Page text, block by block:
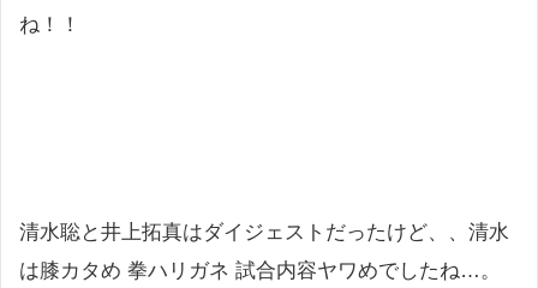
ね！！
清水聡と井上拓真はダイジェストだったけど、、清水
は膝カタめ 拳ハリガネ 試合内容ヤワめでしたね…。